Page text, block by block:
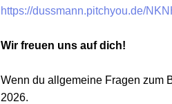
https://dussmann.pitchyou.de/
Wir freuen uns auf dich!
Wenn du allgemeine Fragen zum
2026.